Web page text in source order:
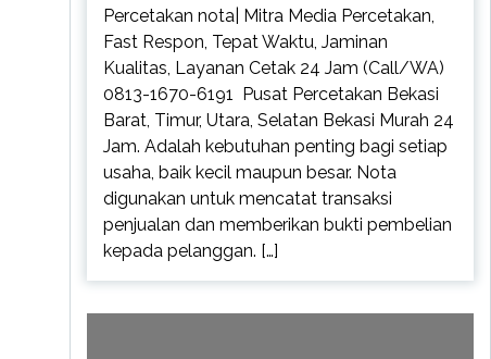
Percetakan nota| Mitra Media Percetakan,
Fast Respon, Tepat Waktu, Jaminan
Kualitas, Layanan Cetak 24 Jam (Call/WA)
0813-1670-6191 Pusat Percetakan Bekasi
Barat, Timur, Utara, Selatan Bekasi Murah 24
Jam. Adalah kebutuhan penting bagi setiap
usaha, baik kecil maupun besar. Nota
digunakan untuk mencatat transaksi
penjualan dan memberikan bukti pembelian
kepada pelanggan. […]